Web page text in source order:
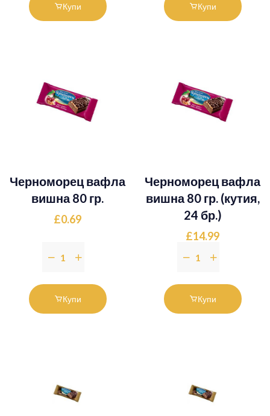
Купи Купи
Черноморец вафла
вишна 80 гр.
£0.69
Купи
Черноморец вафла
вишна 80 гр. (кутия,
24 бр.)
£14.99
Купи